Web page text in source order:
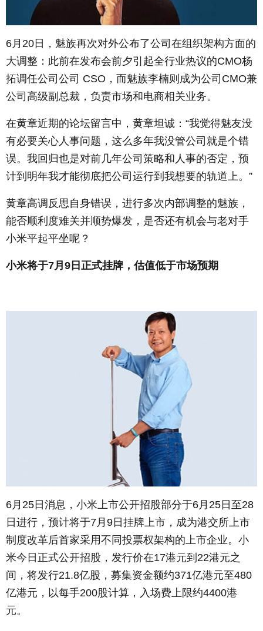
6月20日，魅族再次对外公布了公司在组织架构方面的
大调整：此前在发布会前夕引起全行业热议的CMO杨
拓调任公司公司 CSO，而魅族李楠则成为公司CMO兼
公司高级副总裁，负责市场和电商相关业务。
在黄章近期的论坛留言中，黄章坦诚：“我觉得魅友没
有必要关心人事问题，这么多年我没管公司就是个错
误。我回归也是对前几年公司策略和人事的否定，预
计到明年我才能彻底把公司运行到我想要的轨道上。”
黄章高调反思自身错误，进行多次内部调整的魅族，
能否顺利度难关并顺势爆发，是否还有机会与老对手
小米平起平坐呢？
小米将于7月9日正式挂牌，估值低于市场预期
6月25日消息，小米上市公开招股部分于6月25日至28
日进行，预计将于7月9日挂牌上市，成为港交所上市
制度改革后首家采用不同投票权架构的上市企业。小
米今日正式公开招股，发行价在17港元到22港元之
间，将发行21.8亿股，募集资金额约371亿港元至480
亿港元，以每手200股计算，入场费上限约4400港
元。